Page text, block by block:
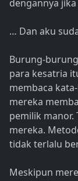
dengannya
… Dan aku
Burung-
para kesatria
membaca
mereka
pemilik
mereka.
tidak terlalu
Meskipun